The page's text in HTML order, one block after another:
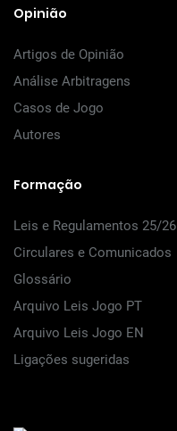
Opinião
Artigos de Opinião
Análise Arbitragens
Casos de Jogo
Autores
Formação
Leis e Regulamentos 25/26
Circulares e Comunicados
Glossário
Arquivo Leis Jogo PT
Arquivo Leis Jogo EN
Ligações sugeridas